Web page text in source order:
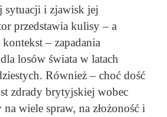
sytuacji i zjawisk jej
przedstawia kulisy – a
– zapadania
losów świata w latach
Również – choć dość
zdrady brytyjskiej wobec
wiele spraw, na złożoność i